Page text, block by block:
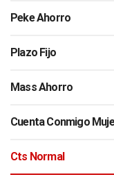
Peke Ahorro
Plazo Fijo
Mass Ahorro
Cuenta Conmigo
Cts Normal